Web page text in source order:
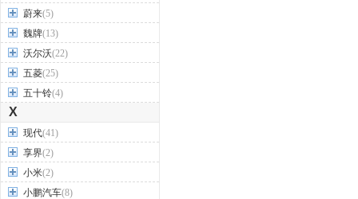
蔚来(5)
魏牌(13)
沃尔沃(22)
五菱(25)
五十铃(4)
X
现代(41)
享界(2)
小米(2)
小鹏汽车(8)